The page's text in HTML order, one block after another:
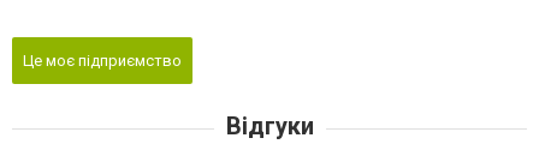
Це моє підприємство
Відгуки